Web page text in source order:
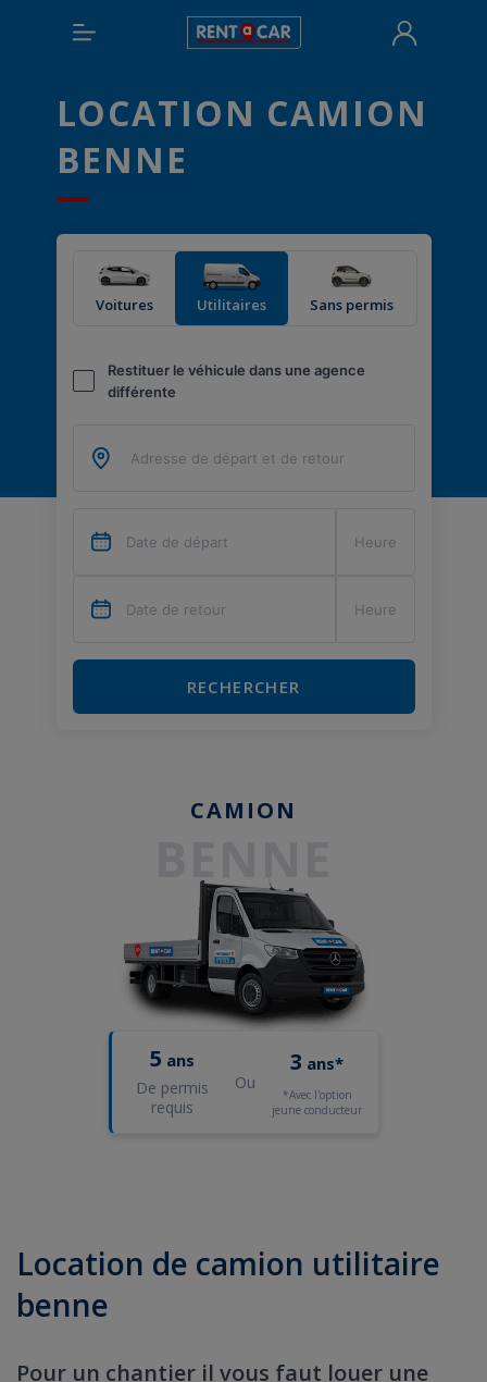
LOCATION CAMION
BENNE
Voitures Utilitaires Sans permis
Restituer le véhicule dans une agence
différente
RECHERCHER
CAMION
BENNE
5 ans
De permis
requis
Ou
3 ans*
*Avec l'option
jeune conducteur
Location de camion utilitaire
benne
Pour un chantier il vous faut louer une